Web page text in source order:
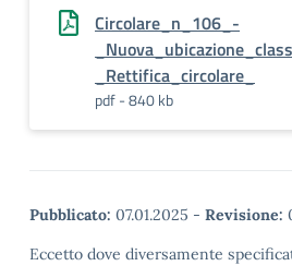
Circolare_n_106_-
_Rettifica_circolare_
pdf - 840 kb
Pubblicato: 07.01.2025 - Revisione:
Eccetto dove diversamente